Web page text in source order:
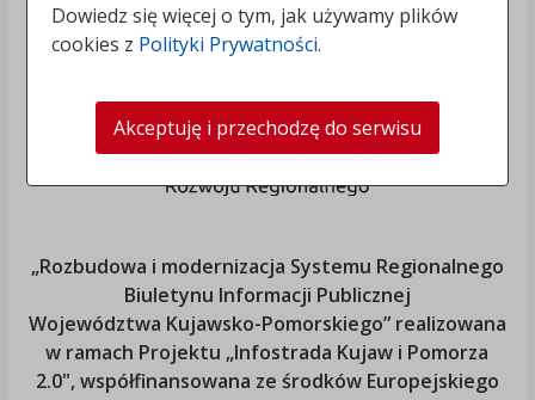
„Rozbudowa i modernizacja Systemu Regionalnego
Biuletynu Informacji Publicznej
Województwa Kujawsko-Pomorskiego” realizowana
w ramach Projektu „Infostrada Kujaw i Pomorza
2.0", współfinansowana ze środków Europejskiego
Dowiedz się więcej o tym, jak używamy plików
cookies z Polityki Prywatności.
Akceptuję i przechodzę do serwisu